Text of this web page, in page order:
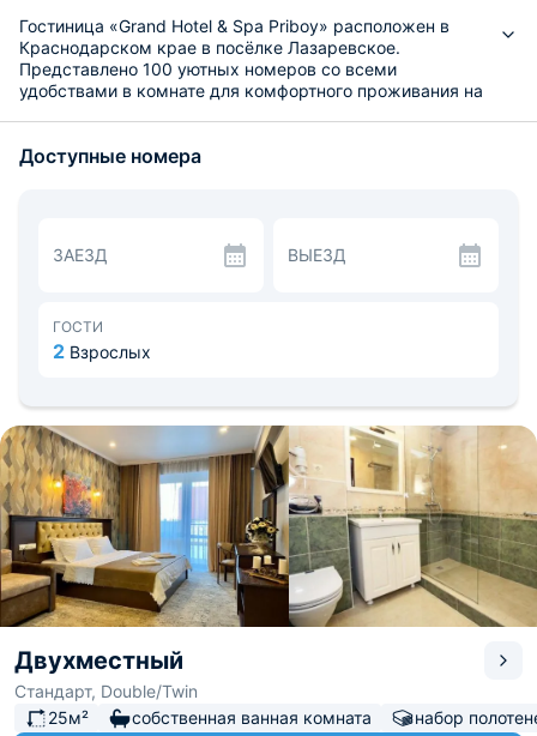
Гостиница «Grand Hotel & Spa Priboy» расположен в
Краснодарском крае в посёлке Лазаревское.
Представлено 100 уютных номеров со всеми
удобствами в комнате для комфортного проживания на
меню. В течение дня для постояльцев работают
проводятся кулинарные мастер-классы, тематические
ужины в сопровождении живой музыки. Черноморское
побережье - отовсюду слышится музыка, звуки
радости, восторга от обилия развлекательной
освещается красивыми красками. Расстояние до жд
вокзала - 1,5 км, до аэропорта - 70,9 км.
Доступные номера
ЗАЕЗД ВЫЕЗД
ГОСТИ
2 Взрослых
Двухместный
Стандарт, Double/Twin
25м²
собственная ванная комната набор